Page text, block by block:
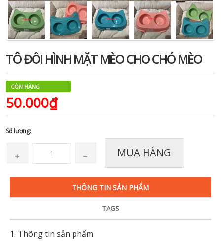
TÔ ĐÔI HÌNH MẶT MÈO CHO CHÓ MÈO
CÒN HÀNG
50.000₫
Số lượng:
MUA HÀNG
THÔNG TIN SẢN PHẨM
TAGS
1. Thông tin sản phẩm